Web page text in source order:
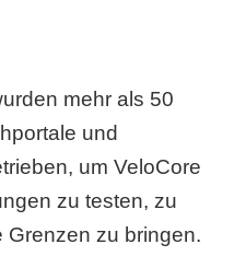
mehr als 50
und
um VeloCore
zu testen, zu
Grenzen zu bringen.